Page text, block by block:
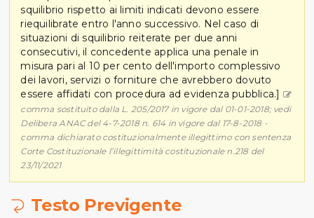
squilibrio rispetto ai limiti indicati devono essere
riequilibrate entro l'anno successivo. Nel caso di
situazioni di squilibrio reiterate per due anni
consecutivi, il concedente applica una penale in
misura pari al 10 per cento dell'importo complessivo
dei lavori, servizi o forniture che avrebbero dovuto
essere affidati con procedura ad evidenza pubblica.]
comma sostituito dalla L. 205/2017 in vigore dal 01-01-2018; vedi
Delibera ANAC del 4-7-2018 n. 614 in vigore dal 17-8-2018 -
comma dichiarato costituzionalmente illegittimo con sentenza
Corte Costituzionale l’illegittimità costituzionale n.218 del
23/11/2021
Testo Previgente